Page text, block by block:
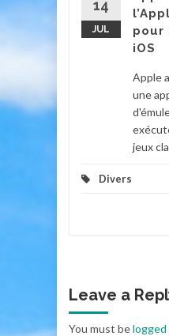
14
JUL
pour
iOS
Apple
une
jeux
Divers
Leave a
You must belogged